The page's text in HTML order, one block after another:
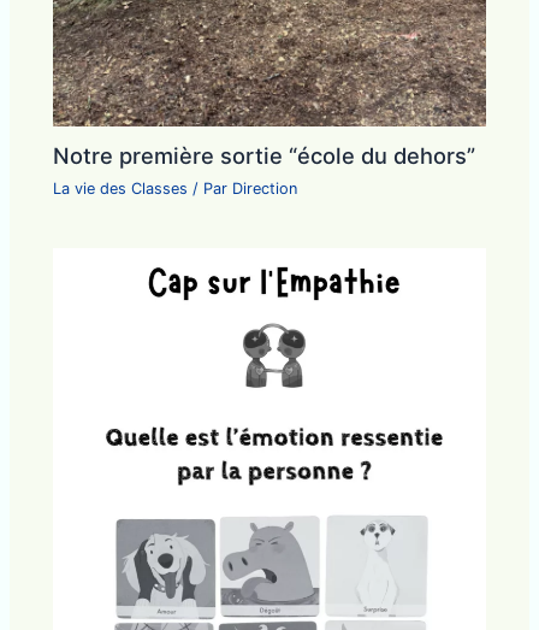
Notre première sortie “école du dehors”
La vie des Classes / Par Direction